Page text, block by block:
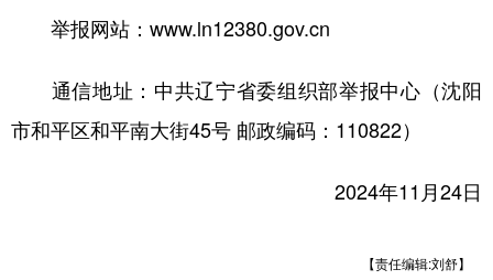
举报网站：www.ln12380.gov.cn
通信地址：中共辽宁省委组织部举报中心（沈阳
市和平区和平南大街45号 邮政编码：110822）
2024年11月24日
【责任编辑:刘舒】